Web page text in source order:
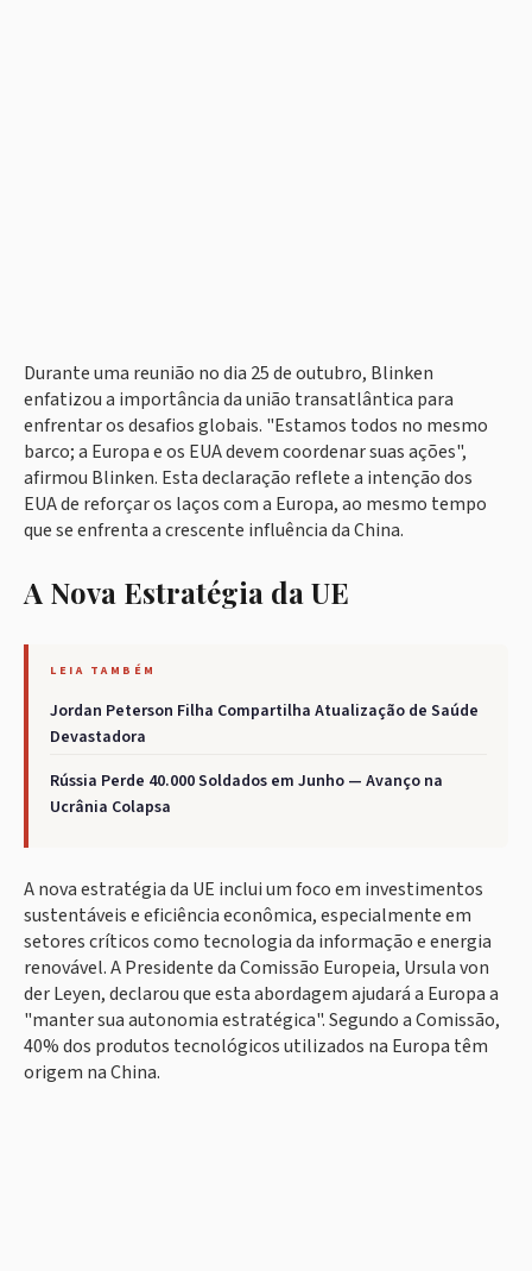
Durante uma reunião no dia 25 de outubro, Blinken
enfatizou a importância da união transatlântica para
enfrentar os desafios globais. "Estamos todos no mesmo
barco; a Europa e os EUA devem coordenar suas ações",
afirmou Blinken. Esta declaração reflete a intenção dos
EUA de reforçar os laços com a Europa, ao mesmo tempo
que se enfrenta a crescente influência da China.
A Nova Estratégia da UE
LEIA TAMBÉM
Jordan Peterson Filha Compartilha Atualização de Saúde
Devastadora
Rússia Perde 40.000 Soldados em Junho — Avanço na
Ucrânia Colapsa
A nova estratégia da UE inclui um foco em investimentos
sustentáveis e eficiência econômica, especialmente em
setores críticos como tecnologia da informação e energia
renovável. A Presidente da Comissão Europeia, Ursula von
der Leyen, declarou que esta abordagem ajudará a Europa a
"manter sua autonomia estratégica". Segundo a Comissão,
40% dos produtos tecnológicos utilizados na Europa têm
origem na China.